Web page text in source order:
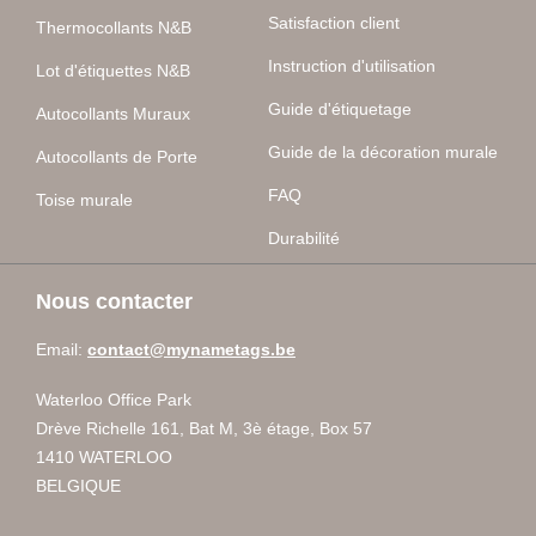
Thermocollants N&B
Lot d'étiquettes N&B
Autocollants Muraux
Autocollants de Porte
Toise murale
Satisfaction client
Instruction d'utilisation
Guide d'étiquetage
Guide de la décoration murale
FAQ
Durabilité
Nous contacter
Email: contact@mynametags.be
Waterloo Office Park
Drève Richelle 161, Bat M, 3è étage, Box 57
1410 WATERLOO
BELGIQUE